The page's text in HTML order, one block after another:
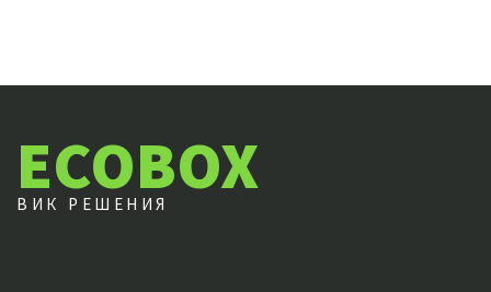
ECOBOX
ВИК РЕШЕНИЯ